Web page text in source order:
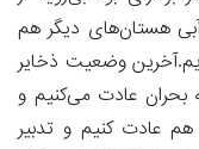
آبی هستان‌های دیگر هم
وضعیت ذخایر
بحران عادت می‌کنیم و
عادت کنیم و تدبیر